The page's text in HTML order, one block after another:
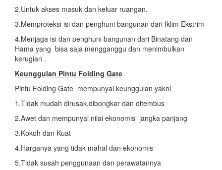
2.Untuk akses masuk dan keluar ruangan.
3.Memproteksi isi dan penghuni bangunan dari Iklim Ekstrim
4.Menjaga isi dan penghuni bangunan dari Binatang dan
Hama yang bisa saja mengganggu dan menimbulkan
kerugian .
Keunggulan Pintu Folding Gate
Pintu Folding Gate mempunyai keunggulan yakni
1.Tidak mudah dirusak,dibongkar dan ditembus
2.Awet dan mempunyai nilai ekonomis jangka panjang
3.Kokoh dan Kuat
4.Harganya yang tidak mahal dan ekonomis
5.Tidak susah penggunaan dan perawatannya